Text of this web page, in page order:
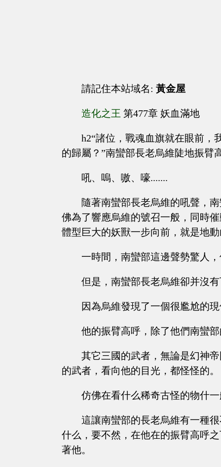
請記住本站域名: 黃金屋
造化之王 第477章 妖血滿地
h2“諸位，戰魂血旗就在眼前，
的歸屬？”南蠻部長老烏維陡地振臂
吼、嗚、嗷、嚎.......
隨著南蠻部長老烏維的吼聲，
佛為了響應烏維的號召一般，同時
體型巨大的妖獸一步向前，就是地
一時間，南蠻部這邊聲勢驚人
但是，南蠻部長老烏維卻并沒
因為烏維發現了一個很尷尬的
他的振臂高呼，除了他們南蠻
其它三國的武者，無論是幻神
的武者，看向他的目光，都怪怪的。
仿佛在看什么稀奇古怪的物什
這讓南蠻部的長老烏維有一種
什么，要不然，在他在的振臂高呼
著他。